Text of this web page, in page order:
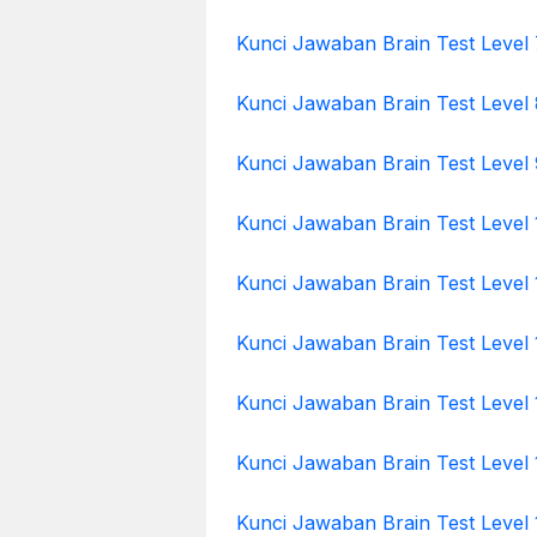
Kunci Jawaban Brain Test Level
Kunci Jawaban Brain Test Level
Kunci Jawaban Brain Test Level
Kunci Jawaban Brain Test Level
Kunci Jawaban Brain Test Level
Kunci Jawaban Brain Test Level
Kunci Jawaban Brain Test Level
Kunci Jawaban Brain Test Level
Kunci Jawaban Brain Test Level